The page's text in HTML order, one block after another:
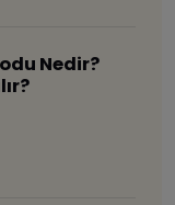
Nedir?